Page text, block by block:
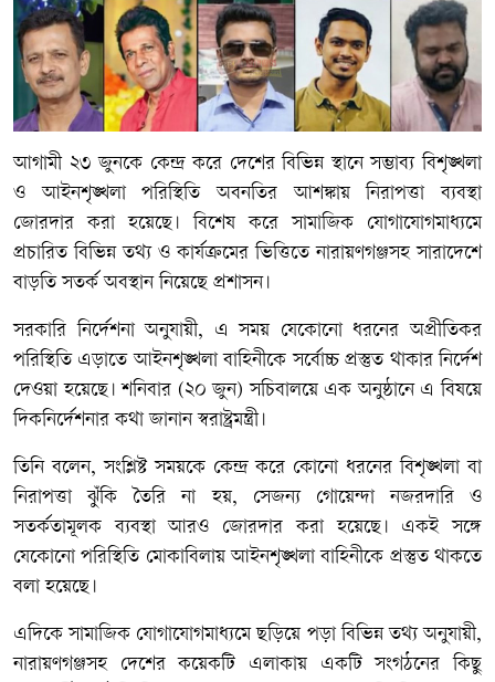
আগামী ২৩ জুনকে কেন্দ্র করে দেশের বিভিন্ন স্থানে সম্ভাব্য বিশৃঙ্খলা
ও আইনশৃঙ্খলা পরিস্থিতি অবনতির আশঙ্কায় নিরাপত্তা ব্যবস্থা
জোরদার করা হয়েছে। বিশেষ করে সামাজিক যোগাযোগমাধ্যমে
প্রচারিত বিভিন্ন তথ্য ও কার্যক্রমের ভিত্তিতে নারায়ণগঞ্জসহ সারাদেশে
বাড়তি সতর্ক অবস্থান নিয়েছে প্রশাসন।
সরকারি নির্দেশনা অনুযায়ী, এ সময় যেকোনো ধরনের অপ্রীতিকর
পরিস্থিতি এড়াতে আইনশৃঙ্খলা বাহিনীকে সর্বোচ্চ প্রস্তুত থাকার নির্দেশ
দেওয়া হয়েছে। শনিবার (২০ জুন) সচিবালয়ে এক অনুষ্ঠানে এ বিষয়ে
দিকনির্দেশনার কথা জানান স্বরাষ্ট্রমন্ত্রী।
তিনি বলেন, সংশ্লিষ্ট সময়কে কেন্দ্র করে কোনো ধরনের বিশৃঙ্খলা বা
নিরাপত্তা ঝুঁকি তৈরি না হয়, সেজন্য গোয়েন্দা নজরদারি ও
সতর্কতামূলক ব্যবস্থা আরও জোরদার করা হয়েছে। একই সঙ্গে
যেকোনো পরিস্থিতি মোকাবিলায় আইনশৃঙ্খলা বাহিনীকে প্রস্তুত থাকতে
বলা হয়েছে।
এদিকে সামাজিক যোগাযোগমাধ্যমে ছড়িয়ে পড়া বিভিন্ন তথ্য অনুযায়ী,
নারায়ণগঞ্জসহ দেশের কয়েকটি এলাকায় একটি সংগঠনের কিছু